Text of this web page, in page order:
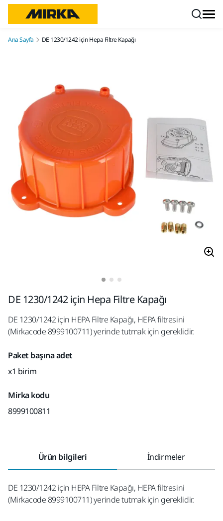
Ana Sayfa DE 1230/1242 için Hepa Filtre Kapağı
DE 1230/1242 için Hepa Filtre Kapağı
DE 1230/1242 için HEPA Filtre Kapağı, HEPA filtresini
(Mirkacode 8999100711) yerinde tutmak için gereklidir.
Paket başına adet
x1 birim
Mirka kodu
8999100811
Ürün bilgileri İndirmeler
DE 1230/1242 için HEPA Filtre Kapağı, HEPA filtresini
(Mirkacode 8999100711) yerinde tutmak için gereklidir.